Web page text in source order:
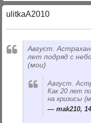
ulitkaA2010
Август.
лет подряд с
(мои)
Август.
Как 20 лет
на кризисы
mak210,